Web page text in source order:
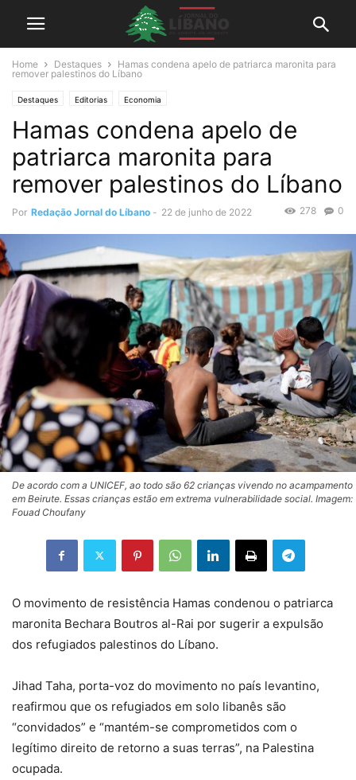
Home Destaques
Hamas condena apelo de patriarca maronita para
remover palestinos do Líbano
Destaques Editorias Economia
Hamas condena apelo de
patriarca maronita para
remover palestinos do Líbano
Por Redação Jornal do Líbano - 22 de junho de 2022 0
278
De acordo com a UNICEF, ao todo são 62 crianças vivendo no acampamento
em Beirute. Essas crianças estão em extrema vulnerabilidade social. Imagem:
Fouad Choufany
O movimento de resistência Hamas condenou o patriarca
maronita Bechara Boutros al-Rai por sugerir a expulsão
dos refugiados palestinos do Líbano.
Jihad Taha, porta-voz do movimento no país levantino,
reafirmou que os refugiados em solo libanês são
“convidados” e “mantém-se comprometidos com o
legítimo direito de retorno a suas terras”, na Palestina
ocupada.